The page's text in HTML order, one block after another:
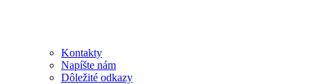
Kontakty
Napíšte nám
Dôležité odkazy